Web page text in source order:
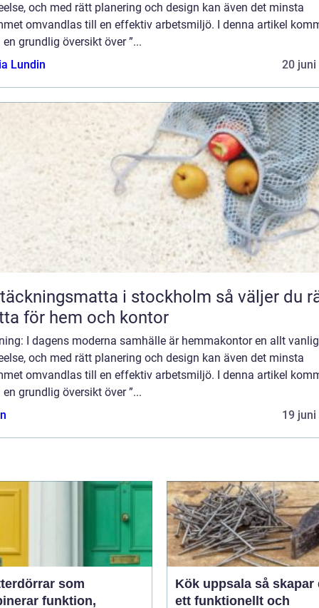
och med rätt planering och design kan även det minsta
omvandlas till en effektiv arbetsmiljö. I denna artikel
grundlig översikt över ”...
Lundin
20 juni
i stockholm så väljer du rätt
för hem och kontor
I dagens moderna samhälle är hemmakontor en allt
och med rätt planering och design kan även det minsta
omvandlas till en effektiv arbetsmiljö. I denna artikel
grundlig översikt över ”...
19 juni
som
funktion,
Kök uppsala så skapar du
ett funktionellt och